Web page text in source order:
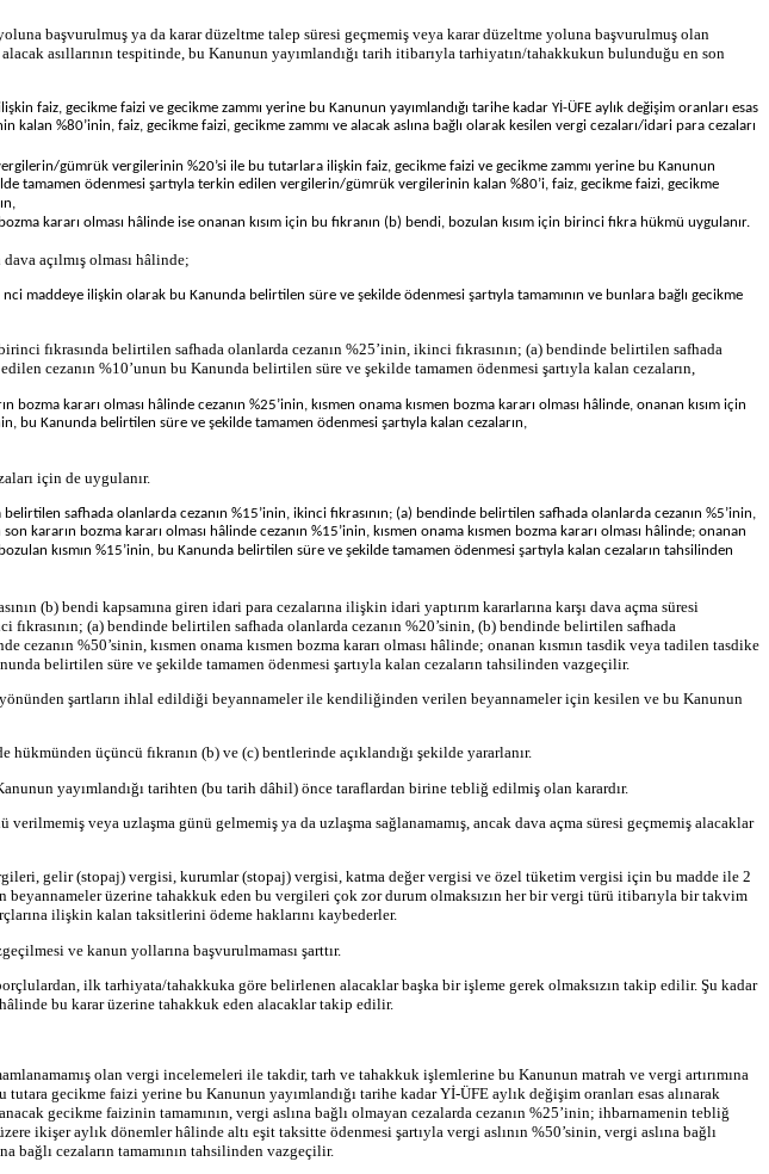
başvurulmuş ya da karar düzeltme talep süresi geçmemiş veya karar düzeltme yoluna başvurulmuş olan
asıllarının tespitinde, bu Kanunun yayımlandığı tarih itibarıyla tarhiyatın/tahakkukun bulunduğu en son
gecikme faizi ve gecikme zammı yerine bu Kanunun yayımlandığı tarihe kadar Yİ-ÜFE aylık değişim oranları esas
%80’inin, faiz, gecikme faizi, gecikme zammı ve alacak aslına bağlı olarak kesilen vergi cezaları/idari para cezaları
gümrük vergilerinin %20’si ile bu tutarlara ilişkin faiz, gecikme faizi ve gecikme zammı yerine bu Kanunun
tamamen ödenmesi şartıyla terkin edilen vergilerin/gümrük vergilerinin kalan %80’i, faiz, gecikme faizi, gecikme
kararı olması hâlinde ise onanan kısım için bu fıkranın (b) bendi, bozulan kısım için birinci fıkra hükmü uygulanır.
açılmış olması hâlinde;
maddeye ilişkin olarak bu Kanunda belirtilen süre ve şekilde ödenmesi şartıyla tamamının ve bunlara bağlı gecikme
fıkrasında belirtilen safhada olanlarda cezanın %25’inin, ikinci fıkrasının; (a) bendinde belirtilen safhada
cezanın %10’unun bu Kanunda belirtilen süre ve şekilde tamamen ödenmesi şartıyla kalan cezaların,
kararı olması hâlinde cezanın %25’inin, kısmen onama kısmen bozma kararı olması hâlinde, onanan kısım için
bu Kanunda belirtilen süre ve şekilde tamamen ödenmesi şartıyla kalan cezaların,
için de uygulanır.
safhada olanlarda cezanın %15’inin, ikinci fıkrasının; (a) bendinde belirtilen safhada olanlarda cezanın %5’inin,
bozma kararı olması hâlinde cezanın %15’inin, kısmen onama kısmen bozma kararı olması hâlinde; onanan
kısmın %15’inin, bu Kanunda belirtilen süre ve şekilde tamamen ödenmesi şartıyla kalan cezaların tahsilinden
(b) bendi kapsamına giren idari para cezalarına ilişkin idari yaptırım kararlarına karşı dava açma süresi
(a) bendinde belirtilen safhada olanlarda cezanın %20’sinin, (b) bendinde belirtilen safhada
%50’sinin, kısmen onama kısmen bozma kararı olması hâlinde; onanan kısmın tasdik veya tadilen tasdike
belirtilen süre ve şekilde tamamen ödenmesi şartıyla kalan cezaların tahsilinden vazgeçilir.
şartların ihlal edildiği beyannameler ile kendiliğinden verilen beyannameler için kesilen ve bu Kanunun
üçüncü fıkranın (b) ve (c) bentlerinde açıklandığı şekilde yararlanır.
yayımlandığı tarihten (bu tarih dâhil) önce taraflardan birine tebliğ edilmiş olan karardır.
veya uzlaşma günü gelmemiş ya da uzlaşma sağlanamamış, ancak dava açma süresi geçmemiş alacaklar
gelir (stopaj) vergisi, kurumlar (stopaj) vergisi, katma değer vergisi ve özel tüketim vergisi için bu madde ile 2
üzerine tahakkuk eden bu vergileri çok zor durum olmaksızın her bir vergi türü itibarıyla bir takvim
ilişkin kalan taksitlerini ödeme haklarını kaybederler.
ve kanun yollarına başvurulmaması şarttır.
ilk tarhiyata/tahakkuka göre belirlenen alacaklar başka bir işleme gerek olmaksızın takip edilir. Şu kadar
bu karar üzerine tahakkuk eden alacaklar takip edilir.
olan vergi incelemeleri ile takdir, tarh ve tahakkuk işlemlerine bu Kanunun matrah ve vergi artırımına
gecikme faizi yerine bu Kanunun yayımlandığı tarihe kadar Yİ-ÜFE aylık değişim oranları esas alınarak
gecikme faizinin tamamının, vergi aslına bağlı olmayan cezalarda cezanın %25’inin; ihbarnamenin tebliğ
aylık dönemler hâlinde altı eşit taksitte ödenmesi şartıyla vergi aslının %50’sinin, vergi aslına bağlı
bağlı cezaların tamamının tahsilinden vazgeçilir.